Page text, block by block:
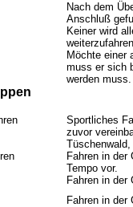
Nach dem
Anschluß
Keiner wird
Möchte einer
muss er sich
werden muss.
Sportliches
zuvor
Fahren in der
Tempo vor.
Fahren in
Fahren in